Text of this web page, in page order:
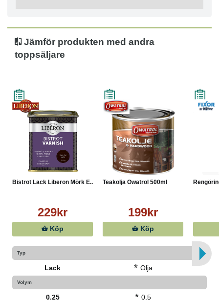
Jämför produkten med andra
toppsäljare
Bistrot Lack Liberon Mörk E...
229kr
Köp
Teakolja Owatrol 500ml
199kr
Köp
Typ
Lack * Olja
Volym
0.25 * 0.5